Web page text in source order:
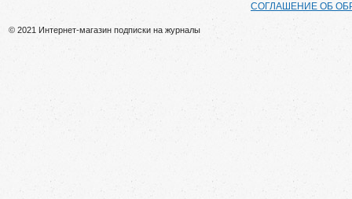
СОГЛАШЕНИЕ ОБ
© 2021 Интернет-магазин подписки на журналы